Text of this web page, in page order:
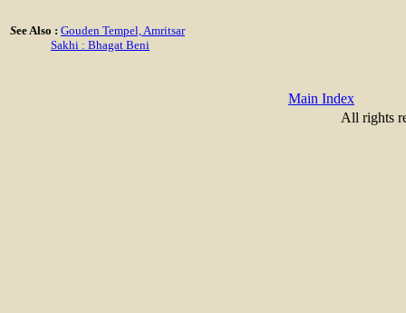
See Also : Gouden Tempel, Amritsar
Sakhi : Bhagat Beni
Main Index
All rights